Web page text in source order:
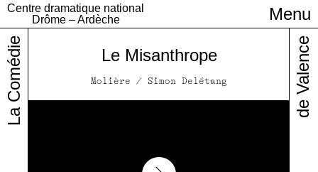
Centre dramatique national
Drôme – Ardèche
Menu
Infos pratiques
Le Misanthrope
Molière / Simon Delétang
La Comédie de Valence